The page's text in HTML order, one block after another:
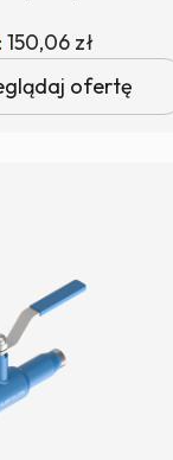
: 150,06 zł
ofertę